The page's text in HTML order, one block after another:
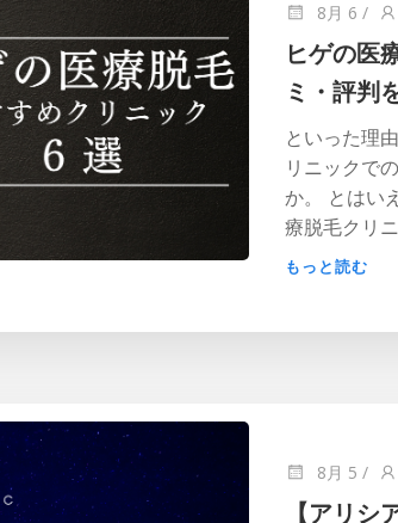
8月 6 /
ヒゲの医
ミ・評判
といった理
リニックで
か。 とはい
療脱毛クリ
もっと読む
8月 5 /
【アリ